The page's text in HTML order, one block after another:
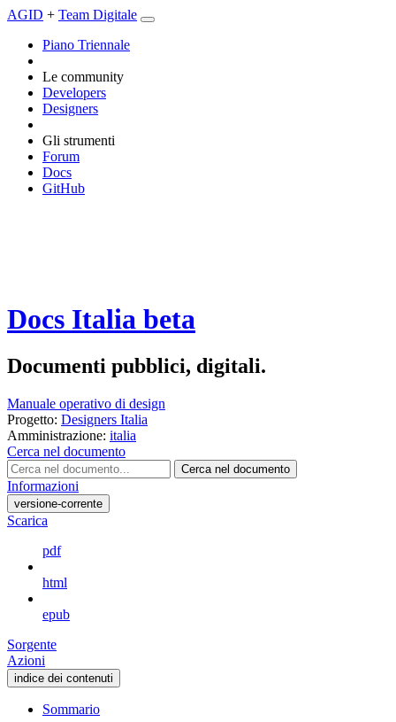
AGID + Team Digitale
Piano Triennale
Le community
Developers
Designers
Gli strumenti
Forum
Docs
GitHub
Docs Italia beta
Documenti pubblici, digitali.
Manuale operativo di design
Progetto: Designers Italia
Amministrazione: italia
Cerca nel documento
Cerca nel documento
Informazioni
versione-corrente
Scarica
pdf
html
epub
Sorgente
Azioni
indice dei contenuti
Sommario